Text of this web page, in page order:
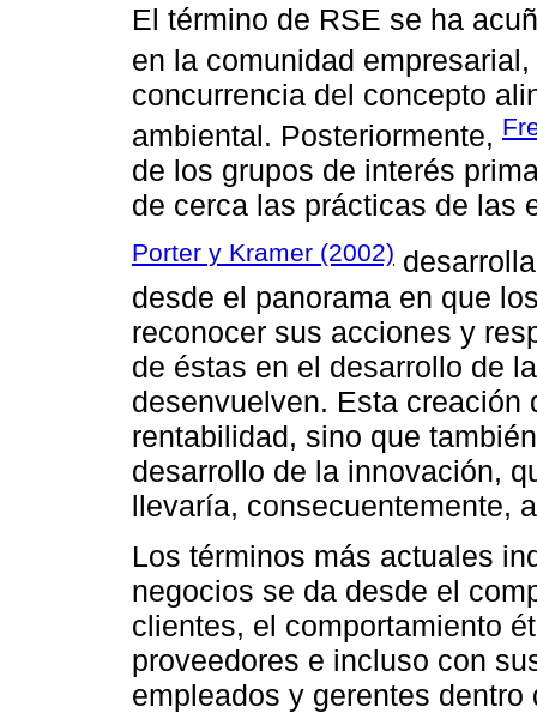
El término de RSE se ha
en la comunidad empresarial,
concurrencia del concepto
ambiental. Posteriormente,
de los grupos de interés
de cerca las prácticas de las
Porter y Kramer (2002)
desde el panorama en que
reconocer sus acciones y
de éstas en el desarrollo de
desenvuelven. Esta creación
rentabilidad, sino que
desarrollo de la innovación,
llevaría, consecuentemente,
Los términos más actuales
negocios se da desde el
clientes, el comportamiento
proveedores e incluso con
empleados y gerentes